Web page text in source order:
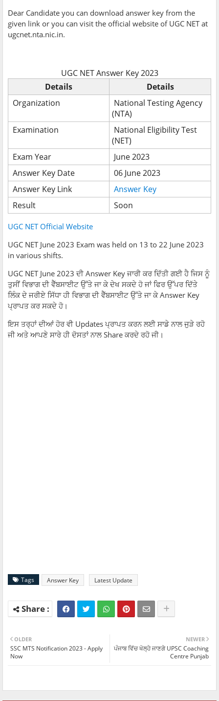
Dear Candidate you can download answer key from the
given link or you can visit the official website of UGC NET at
ugcnet.nta.nic.in.
UGC NET Answer Key 2023
Details
Details
Organization
National Testing Agency
(NTA)
Examination
National Eligibility Test
(NET)
Exam Year
June 2023
Answer Key Date
06 June 2023
Answer Key Link
Answer Key
Result
Soon
UGC NET Official Website
UGC NET June 2023 Exam was held on 13 to 22 June 2023
in various shifts.
UGC NET June 2023 ਦੀ Answer Key ਜਾਰੀ ਕਰ ਦਿੱਤੀ ਗਈ ਹੈ ਜਿਸ ਨੂੰ
ਤੁਸੀਂ ਵਿਭਾਗ ਦੀ ਵੈੱਬਸਾਈਟ ਉੱਤੇ ਜਾ ਕੇ ਦੇਖ ਸਕਦੇ ਹੋ ਜਾਂ ਫਿਰ ਉੱਪਰ ਦਿੱਤੇ
ਲਿੰਕ ਦੇ ਜਰੀਏ ਸਿੱਧਾ ਹੀ ਵਿਭਾਗ ਦੀ ਵੈੱਬਸਾਈਟ ਉੱਤੇ ਜਾ ਕੇ Answer Key
ਪ੍ਰਾਪਤ ਕਰ ਸਕਦੇ ਹੋ।
ਇਸ ਤਰ੍ਹਾਂ ਦੀਆਂ ਹੋਰ ਵੀ Updates ਪ੍ਰਾਪਤ ਕਰਨ ਲਈ ਸਾਡੇ ਨਾਲ ਜੁੜੇ ਰਹੋ
ਜੀ ਅਤੇ ਆਪਣੇ ਸਾਰੇ ਹੀ ਦੋਸਤਾਂ ਨਾਲ Share ਕਰਦੇ ਰਹੋ ਜੀ।
Tags Answer Key Latest Update
NEWER
ਪੰਜਾਬ ਵਿੱਚ ਖੋਲ੍ਹੇ ਜਾਣਗੇ UPSC Coaching
Centre Punjab
OLDER
SSC MTS Notification 2023 - Apply
Now